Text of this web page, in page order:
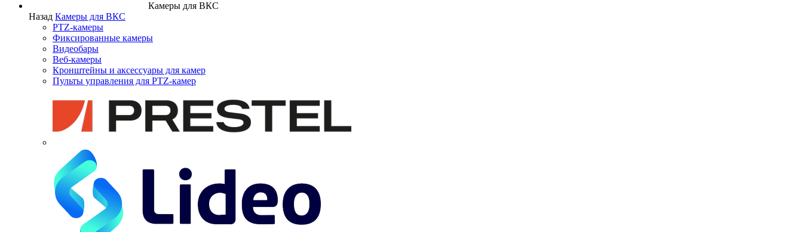
Камеры для ВКС
Назад Камеры для ВКС
PTZ-камеры
Фиксированные камеры
Видеобары
Веб-камеры
Кронштейны и аксессуары для камер
Пульты управления для PTZ-камер